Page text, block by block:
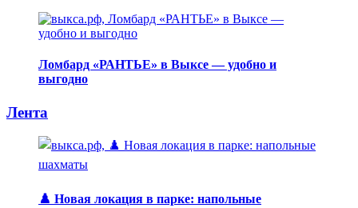
Ломбард «РАНТЬЕ» в Выксе — удобно и
выгодно
Лента
♟️ Новая локация в парке: напольные